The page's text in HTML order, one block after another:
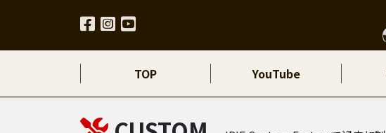
TOP YouTube